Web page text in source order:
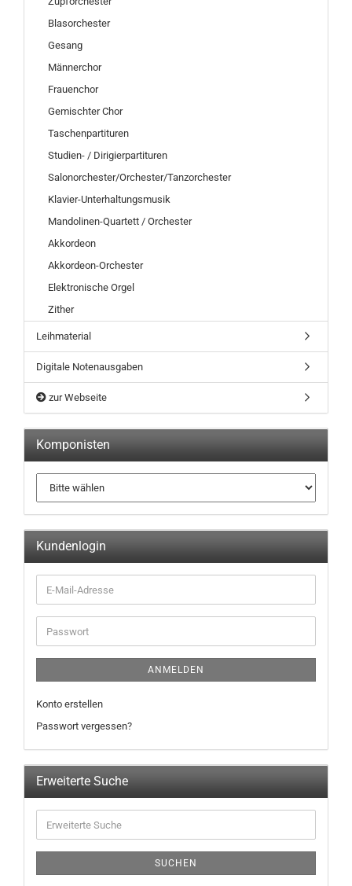
Blasorchester
Gesang
Männerchor
Frauenchor
Gemischter Chor
Taschenpartituren
Studien- / Dirigierpartituren
Salonorchester/Orchester/Tanzorchester
Klavier-Unterhaltungsmusik
Mandolinen-Quartett / Orchester
Akkordeon
Akkordeon-Orchester
Elektronische Orgel
Zither
Leihmaterial
Digitale Notenausgaben
zur Webseite
Komponisten
Kundenlogin
ANMELDEN
Konto erstellen
Passwort vergessen?
Erweiterte Suche
SUCHEN